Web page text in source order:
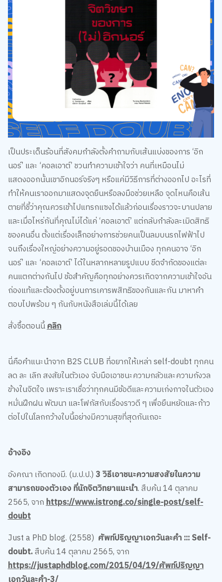
เป็นประเด็นร้อนที่สังคมกำลังตั้งคำถามกับเส้นแบ่งของการ ‘อิก
นอร์’ และ ‘คอลเอาต์’ ชวนทำความเข้าใจว่า คนที่เหมือนไม่
แสดงออกนั้นเขาอิกนอร์จริงๆ หรือแค่มีวิธีการที่ต่างออกไป อะไรที่
ทำให้คนเราออกมาแสดงจุดยืนหรือลงมือช่วยเหลือ จุดไหนคือเส้น
ตายที่ชี้ว่าคุณควรเข้าไปแทรกแซงได้แล้วก่อนเรื่องราวจะบานปลาย
และเมื่อไหร่กันที่คุณไม่ได้แค่ ‘คอลเอาต์’ แต่กลับกำลังละเมิดสิทธิ
ของคนอื่น ตั้งแต่เรื่องเล็กอย่างการช่วยคนเป็นลมบนรถไฟฟ้าไป
จนถึงเรื่องใหญ่อย่างความอยู่รอดของบ้านเมือง ทุกคนอาจ ‘อิก
นอร์’ และ ‘คอลเอาต์’ ได้ในหลากหลายรูปแบบ ขีดจำกัดของแต่ละ
คนแตกต่างกันไป ข้อสำคัญคือทุกอย่างควรเกิดจากความเข้าใจอัน
ถ่องแท้และต้องตั้งอยู่บนการเคารพสิทธิของกันและกัน มาหาคำ
ตอบไปพร้อม ๆ กันกับหนังสือเล่มนี้ได้เลย
สั่งซื้อตอนนี้คลิก
นี่คือคำแนะนำจาก B2S CLUB ที่อยากให้เหล่า self-doubt ทุกคน
ลด ละ เลิก สงสัยในตัวเอง จับมือเอาชนะความกลัวและความกังวล
ข้างในจิตใจ เพราะเราเชื่อว่าทุกคนมีข้อดีและความเก่งกาจในตัวเอง
หมั่นฝึกฝน พัฒนา และโฟกัสกับเรื่องราวดี ๆ เพื่อยืนหยัดและก้าว
ต่อไปในโลกกว้างใบนี้อย่างมีความสุขที่สุดกันเถอะ
อ้างอิง
อังคณา เกิดทองมี. (ม.ป.ป.)3 วิธีเอาชนะความสงสัยในความ
สามารถของตัวเอง ที่นักจิตวิทยาแนะนำ. สืบค้น 14 ตุลาคม
2565, จากhttps://www.istrong.co/single-post/self-
doubt
Just a PhD blog. (2558) ศัพท์ปริญญาเอกวันละคำ ::: Self-
doubt.สืบค้น 14 ตุลาคม 2565, จาก
https://justaphdblog.com/2015/04/19/ศัพท์ปริญญา